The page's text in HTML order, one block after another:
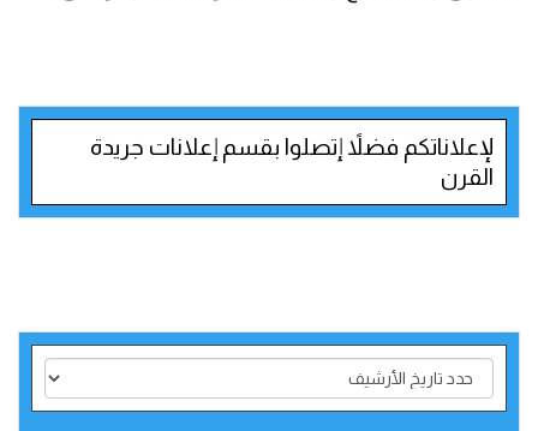
لإعلاناتكم فضلاً إتصلوا بقسم إعلانات جريدة
القرن